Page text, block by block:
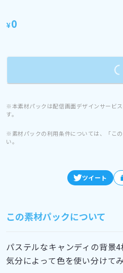
¥0
※本素材パックは配信画面デザインサービ
す。
※素材パックの利用条件については、「こ
い。
ツイート
この素材パックについて
パステルなキャンディの背景4
気分によって色を使い分けて